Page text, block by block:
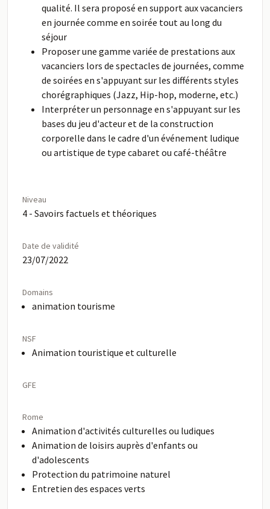
qualité. Il sera proposé en support aux vacanciers
en journée comme en soirée tout au long du
séjour
Proposer une gamme variée de prestations aux
vacanciers lors de spectacles de journées, comme
de soirées en s'appuyant sur les différents styles
chorégraphiques (Jazz, Hip-hop, moderne, etc.)
Interpréter un personnage en s'appuyant sur les
bases du jeu d'acteur et de la construction
corporelle dans le cadre d'un événement ludique
ou artistique de type cabaret ou café-théâtre
Niveau
4 - Savoirs factuels et théoriques
Date de validité
23/07/2022
Domains
animation tourisme
NSF
Animation touristique et culturelle
GFE
Rome
Animation d'activités culturelles ou ludiques
Animation de loisirs auprès d'enfants ou
d'adolescents
Protection du patrimoine naturel
Entretien des espaces verts